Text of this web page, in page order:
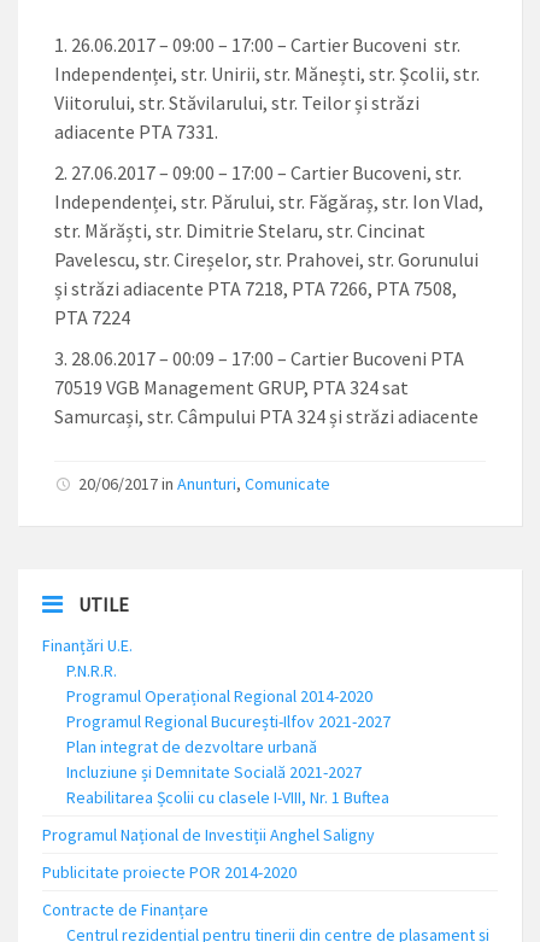
26.06.2017 – 09:00 – 17:00 – Cartier Bucoveni str.
Independenței, str. Unirii, str. Mănești, str. Școlii, str.
Viitorului, str. Stăvilarului, str. Teilor și străzi
adiacente PTA 7331.
27.06.2017 – 09:00 – 17:00 – Cartier Bucoveni, str.
Independenței, str. Părului, str. Făgăraș, str. Ion Vlad,
str. Mărăști, str. Dimitrie Stelaru, str. Cincinat
Pavelescu, str. Cireșelor, str. Prahovei, str. Gorunului
și străzi adiacente PTA 7218, PTA 7266, PTA 7508,
PTA 7224
28.06.2017 – 00:09 – 17:00 – Cartier Bucoveni PTA
70519 VGB Management GRUP, PTA 324 sat
Samurcași, str. Câmpului PTA 324 și străzi adiacente
20/06/2017in Anunturi, Comunicate
UTILE
Finanțări U.E.
P.N.R.R.
Programul Operațional Regional 2014-2020
Programul Regional București-Ilfov 2021-2027
Plan integrat de dezvoltare urbană
Incluziune și Demnitate Socială 2021-2027
Reabilitarea Școlii cu clasele I-VIII, Nr. 1 Buftea
Programul Național de Investiții Anghel Saligny
Publicitate proiecte POR 2014-2020
Contracte de Finanțare
Centrul rezidențial pentru tinerii din centre de plasament și